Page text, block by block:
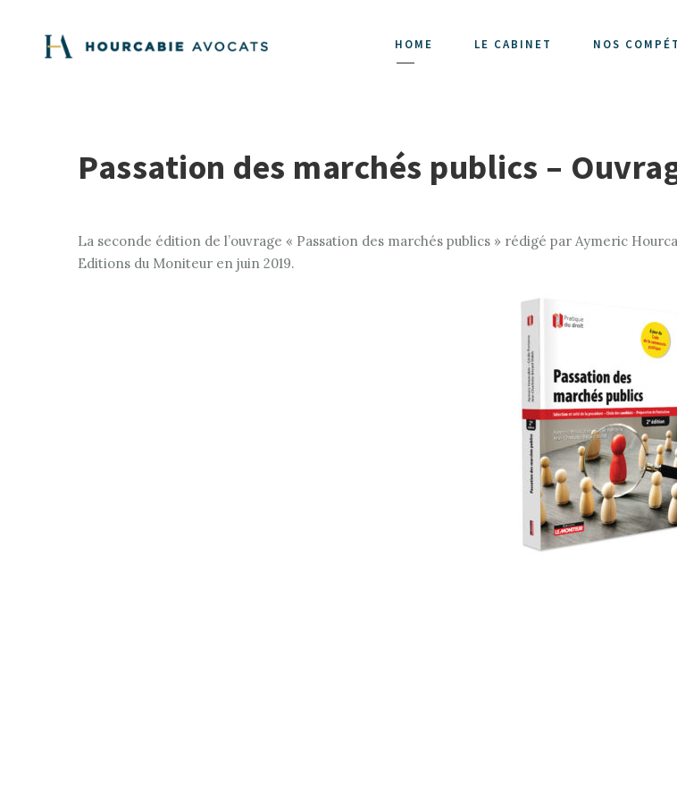
HOME LE CABINET NOS
Passation des marchés publics –
La seconde édition de l’ouvrage « Passation des marchés publics » rédigé par Aymeric
Editions du Moniteur en juin 2019.